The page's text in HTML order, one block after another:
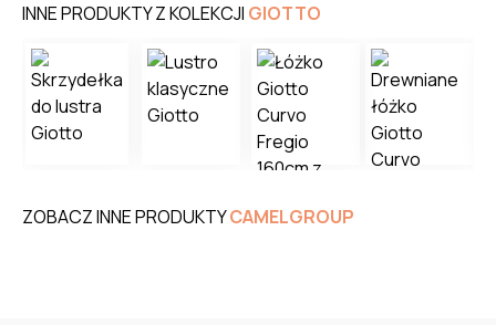
INNE PRODUKTY Z KOLEKCJI GIOTTO
ZOBACZ INNE PRODUKTYCAMELGROUP